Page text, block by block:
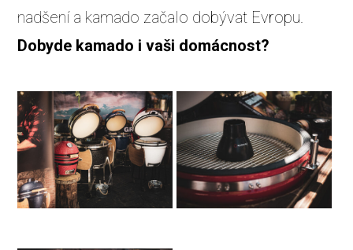
nadšení a kamado začalo dobývat Evropu.
Dobyde kamado i vaši domácnost?